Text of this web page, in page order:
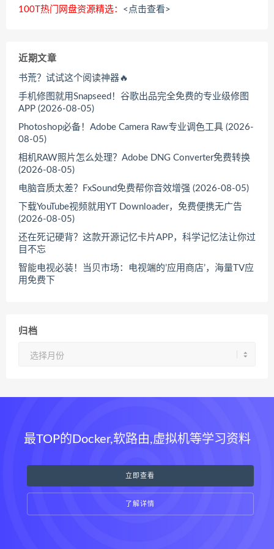
100T热门网盘资源精选： <点击查看>
近期文章
书荒？试试这个阅读神器🔥
手机修图就用Snapseed！谷歌出品完全免费的专业级修图
APP (2026-08-05)
Photoshop必备！Adobe Camera Raw专业调色工具 (2026-
08-05)
相机RAW照片怎么处理？Adobe DNG Converter免费转换
(2026-08-05)
电脑音质太差？FxSound免费帮你音效增强 (2026-08-05)
下载YouTube视频就用YT Downloader，免费便携无广告
(2026-08-05)
还在死记硬背？这款开源记忆卡片APP，科学记忆法让你过
目不忘
智能电视必装！当贝市场：电视端的’应用商店’，海量TV应
用免费下
归档
最TOP的Docker,软路由,虚拟机等学习资料
立即查看
了解详情